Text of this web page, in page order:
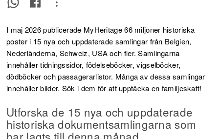
I maj 2026 publicerade MyHeritage 66 miljoner historiska
poster i 15 nya och uppdaterade samlingar från Belgien,
Nederländerna, Schweiz, USA och fler. Samlingarna
innehåller tidningssidor, födelseböcker, vigselböcker,
dödböcker och passagerarlistor. Många av dessa samlingar
innehåller bilder. Sök i dem för att upptäcka en familjeskatt!
Utforska de 15 nya och uppdaterade
historiska dokumentsamlingarna som